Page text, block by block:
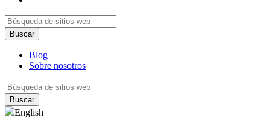
Blog
Sobre nosotros
English